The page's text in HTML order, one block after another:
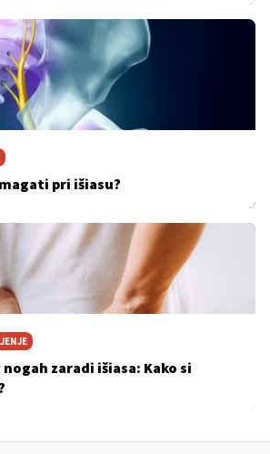
pri išiasu?
zaradi išiasa: Kako si